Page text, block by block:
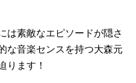
は素敵なエピソードが隠さ
な音楽センスを持つ大森元
ります！